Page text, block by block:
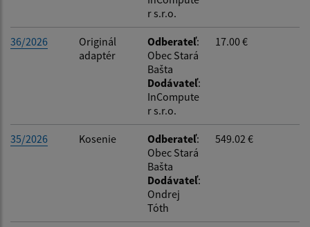
r s.r.o.
36/2026
Originál
adaptér
Odberateľ:
Obec Stará
Bašta
Dodávateľ:
InCompute
r s.r.o.
17.00 €
35/2026 Kosenie Odberateľ:
Obec Stará
Bašta
Dodávateľ:
Ondrej
Tóth
549.02 €